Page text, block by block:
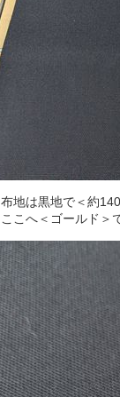
布地は黒地で＜約
ここへ＜ゴールド＞